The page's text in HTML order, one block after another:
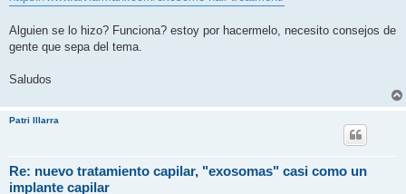
s
j
e
Alguien se lo hizo? Funciona? estoy por hacermelo, necesito consejos de
gente que sepa del tema.
Saludos
Patri Illarra
Re: nuevo tratamiento capilar, "exosomas" casi como un
implante capilar